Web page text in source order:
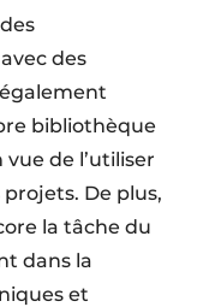
des
bibliothèque
vue de l’utiliser
De plus,
la tâche du
dans la
et